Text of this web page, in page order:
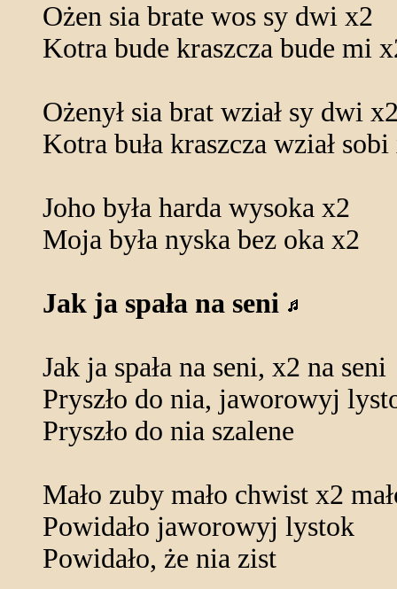
Ożen sia brate wos sy dwi x2
Kotra bude kraszcza bude mi
Ożenył sia brat wział sy dwi
Kotra buła kraszcza wział
Joho była harda wysoka x2
Moja była nyska bez oka x2
Jak ja spała na seni
Jak ja spała na seni, x2 na seni
Pryszło do nia, jaworowyj
Pryszło do nia szalene
Mało zuby mało chwist x2
Powidało jaworowyj lystok
Powidało, że nia zist